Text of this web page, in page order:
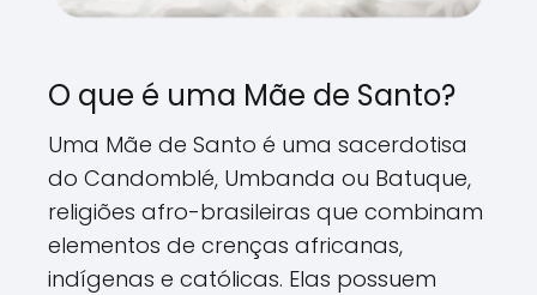
O que é uma Mãe de Santo?
Uma Mãe de Santo é uma sacerdotisa
do Candomblé, Umbanda ou Batuque,
religiões afro-brasileiras que combinam
elementos de crenças africanas,
indígenas e católicas. Elas possuem